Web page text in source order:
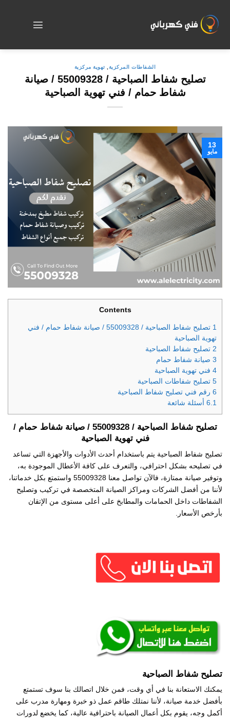
content
الشفاطات المركزية تهوية مركزية
تصليح شفاط الصباحية / 55009328 / صيانة
شفاط حمام / فني تهوية الصباحية
13
مايو
Contents
1
تصليح شفاط الصباحية / 55009328 / صيانة شفاط حمام / فني
تهوية الصباحية
2 تصليح شفاط الصباحية
3 صيانة شفاط حمام
4 فني تهوية الصباحية
5 تصليح شفاطات الصباحية
6 رقم فني تصليح شفاط الصباحية
6.1 أسئلة شائعة
تصليح شفاط الصباحية / 55009328 /صيانة شفاط حمام /
فني تهوية الصباحية
تصليح شفاط الصباحية يتم باستخدام أحدث الأدوات والأجهزة التي تساعد
في تصليحه بشكل احترافي، والتعرف على كافة الأعطال الموجودة به،
وتوفير صيانة ممتازة، فالآن تواصل معنا 55009328 واستمتع بكل خدماتنا،
لأننا من أفضل الشركات ومراكز الصيانة المتخصصة في تركيب وتصليح
الشفاطات داخل الحمامات والمطابخ على أعلى مستوى من الإتقان
بأرخص الأسعار.
تصليح شفاط الصباحية
يمكنك الاستعانة بنا في أي وقت، فمن خلال اتصالك بنا سوف تستمتع
بأفضل خدمة صيانة، لأننا نمتلك طاقم عمل ذو خبرة ومهارة مدرب على
أكمل وجه، يقوم بكل أعمال الصيانة باحترافية عالية، كما يخضع لدورات